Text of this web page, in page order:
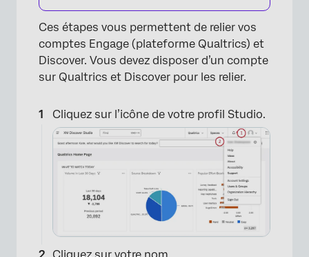
Ces étapes vous permettent de relier vos
comptes Engage (plateforme Qualtrics) et
Discover. Vous devez disposer d’un compte
sur Qualtrics et Discover pour les relier.
Cliquez sur l’icône de votre profil Studio.